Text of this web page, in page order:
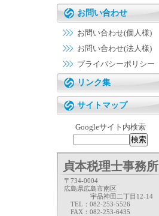
お問い合わせ
お問い合わせ(個人様)
お問い合わせ(法人様)
プライバシーポリシー
リンク集
サイトマップ
Googleサイト内検索
貞本税理士事務所
〒734-0004
広島県広島市南区
宇品神田二丁目12-14
TEL：082-253-5526
FAX：082-253-6435